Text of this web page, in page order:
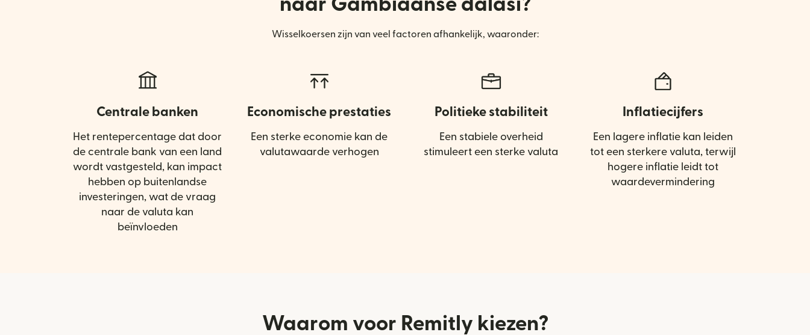
naar Gambiaanse dalasi?
Wisselkoersen zijn van veel factoren afhankelijk, waaronder:
Centrale banken
Het rentepercentage dat door
de centrale bank van een land
wordt vastgesteld, kan impact
hebben op buitenlandse
investeringen, wat de vraag
naar de valuta kan
beïnvloeden
Economische prestaties
Een sterke economie kan de
valutawaarde verhogen
Politieke stabiliteit
Een stabiele overheid
stimuleert een sterke valuta
Inflatiecijfers
Een lagere inflatie kan leiden
tot een sterkere valuta, terwijl
hogere inflatie leidt tot
waardevermindering
Waarom voor Remitly kiezen?